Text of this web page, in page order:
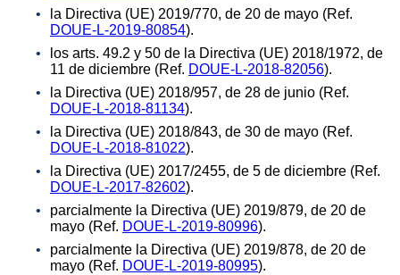
la Directiva (UE) 2019/770, de 20 de mayo (Ref.
DOUE-L-2019-80854).
los arts. 49.2 y 50 de la Directiva (UE) 2018/1972, de
11 de diciembre (Ref. DOUE-L-2018-82056).
la Directiva (UE) 2018/957, de 28 de junio (Ref.
DOUE-L-2018-81134).
la Directiva (UE) 2018/843, de 30 de mayo (Ref.
DOUE-L-2018-81022).
la Directiva (UE) 2017/2455, de 5 de diciembre (Ref.
DOUE-L-2017-82602).
parcialmente la Directiva (UE) 2019/879, de 20 de
mayo (Ref. DOUE-L-2019-80996).
parcialmente la Directiva (UE) 2019/878, de 20 de
mayo (Ref. DOUE-L-2019-80995).